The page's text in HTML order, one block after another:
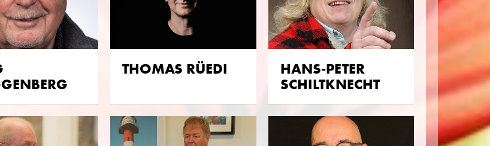
THOMAS RÜEDI
HANS-PETER
SCHILTKNECHT